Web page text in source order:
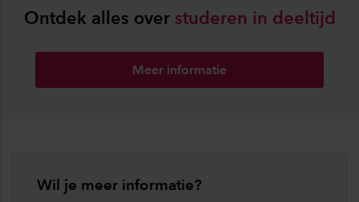
Ontdek alles over studeren in deeltijd
Meer informatie
Wil je meer informatie?